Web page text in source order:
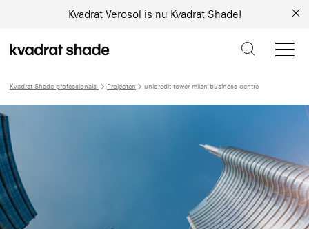
Kvadrat Verosol is nu Kvadrat Shade!
Kvadrat Shade professionals Projecten unicredit tower milan business centre